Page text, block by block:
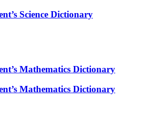
Science Dictionary
Mathematics Dictionary
Mathematics Dictionary